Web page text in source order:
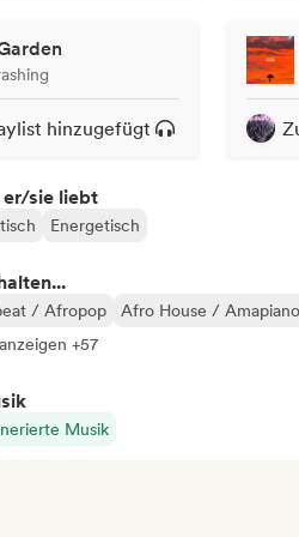
hinzugefügt
er/sie liebt
Energetisch
/ Afropop Afro House / Amapiano
+57
Musik